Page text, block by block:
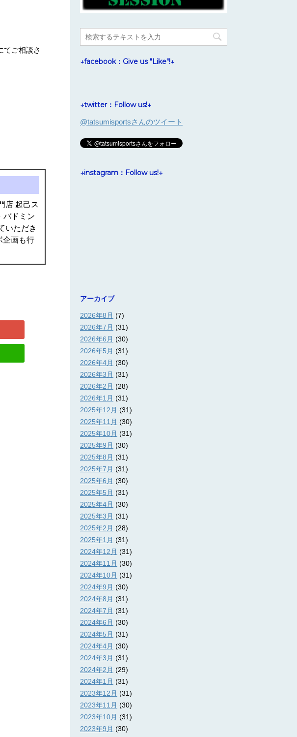
てご相談さ
店 起己ス
バドミン
いただき
企画も行
↓facebook：Give us "Like"!↓
↓twitter：Follow us!↓
@tatsumisportsさんのツイート
↓instagram：Follow us!↓
アーカイブ
2026年8月 (7)
2026年7月 (31)
2026年6月 (30)
2026年5月 (31)
2026年4月 (30)
2026年3月 (31)
2026年2月 (28)
2026年1月 (31)
2025年12月 (31)
2025年11月 (30)
2025年10月 (31)
2025年9月 (30)
2025年8月 (31)
2025年7月 (31)
2025年6月 (30)
2025年5月 (31)
2025年4月 (30)
2025年3月 (31)
2025年2月 (28)
2025年1月 (31)
2024年12月 (31)
2024年11月 (30)
2024年10月 (31)
2024年9月 (30)
2024年8月 (31)
2024年7月 (31)
2024年6月 (30)
2024年5月 (31)
2024年4月 (30)
2024年3月 (31)
2024年2月 (29)
2024年1月 (31)
2023年12月 (31)
2023年11月 (30)
2023年10月 (31)
2023年9月 (30)